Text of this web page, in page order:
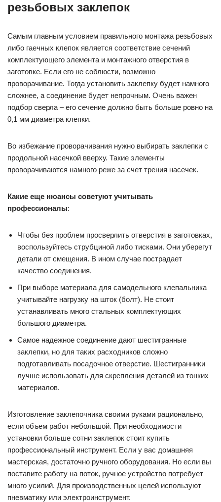
резьбовых заклепок
Самым главным условием правильного монтажа резьбовых
либо гаечных клепок является соответствие сечений
комплектующего элемента и монтажного отверстия в
заготовке. Если его не соблюсти, возможно
проворачивание. Тогда установить заклепку будет намного
сложнее, а соединение будет непрочным. Очень важен
подбор сверла – его сечение должно быть больше ровно на
0,1 мм диаметра клепки.
Во избежание проворачивания нужно выбирать заклепки с
продольной насечкой вверху. Такие элементы
проворачиваются намного реже за счет трения насечек.
Какие еще нюансы советуют учитывать
профессионалы:
Чтобы без проблем просверлить отверстия в заготовках,
воспользуйтесь струбциной либо тисками. Они уберегут
детали от смещения. В ином случае пострадает
качество соединения.
При выборе материала для самодельного клепальника
учитывайте нагрузку на шток (болт). Не стоит
устанавливать много стальных комплектующих
большого диаметра.
Самое надежное соединение дают шестигранные
заклепки, но для таких расходников сложно
подготавливать посадочное отверстие. Шестигранники
лучше использовать для скрепления деталей из тонких
материалов.
Изготовление заклепочника своими руками рационально,
если объем работ небольшой. При необходимости
установки больше сотни заклепок стоит купить
профессиональный инструмент. Если у вас домашняя
мастерская, достаточно ручного оборудования. Но если вы
поставите работу на поток, ручное устройство потребует
много усилий. Для производственных целей используют
пневматику или электроинструмент.